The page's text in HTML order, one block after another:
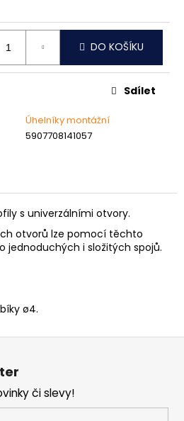
DO KOŠÍKU
Úhelníky montážní
5907708141057
Sdílet
s univerzálními otvory.
otvorů lze pomocí těchto
jednoduchých i složitých spojů.
ø4.
či slevy!